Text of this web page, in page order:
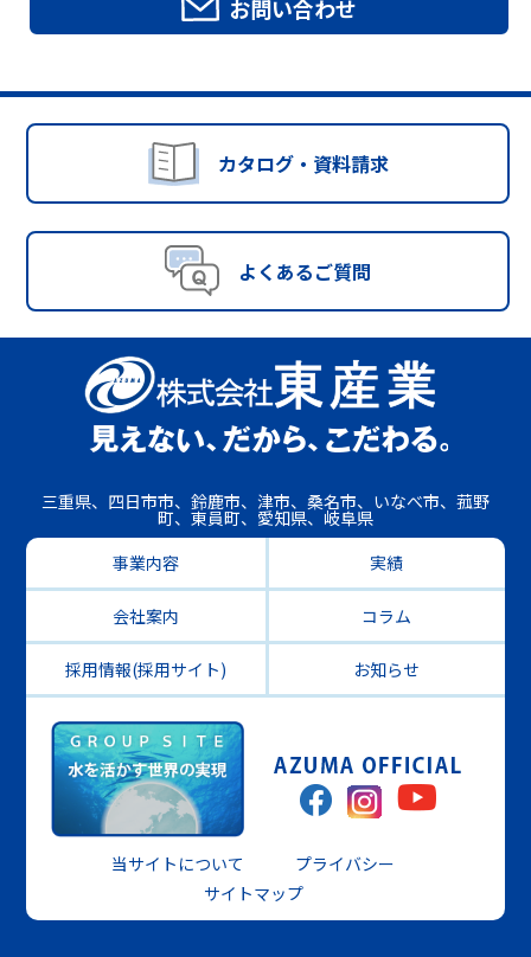
お問い合わせ
カタログ・資料請求
よくあるご質問
三重県、四日市市、鈴鹿市、津市、桑名市、いなべ市、菰野
町、東員町、愛知県、岐阜県
事業内容
実績
会社案内 コラム
採用情報(採用サイト) お知らせ
当サイトについて
プライバシー
サイトマップ